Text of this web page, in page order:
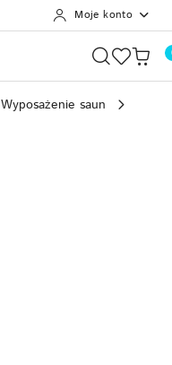
Moje konto
Wyposażenie saun